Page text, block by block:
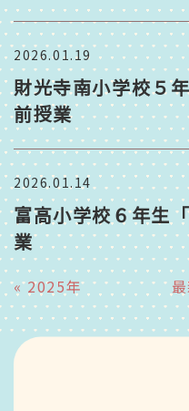
2026.01.19
財光寺南小学校５
前授業
2026.01.14
富高小学校６年生
業
«2025年